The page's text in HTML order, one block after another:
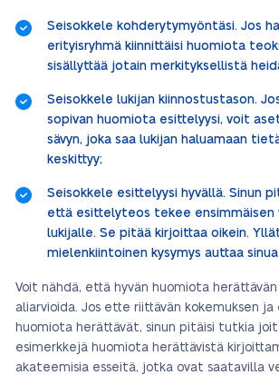
Seisokkele kohderytymyöntäsi. Jos
erityisryhmä kiinnittäisi huomiota
sisällyttää jotain merkityksellistä
Seisokkele lukijan kiinnostustason.
sopivan huomiota esittelyysi, voit
sävyn, joka saa lukijan haluamaan
keskittyy;
Seisokkele esittelyysi hyvällä. Sinun
että esittelyteos tekee ensimmäisen
lukijalle. Se pitää kirjoittaa oikein.
mielenkiintoinen kysymys auttaa
Voit nähdä, että hyvän huomiota
aliarvioida. Jos ette riittävän kokemuksen
huomiota herättävät, sinun pitäisi tutkia
esimerkkejä huomiota herättävistä
akateemisia esseitä, jotka ovat saatavilla